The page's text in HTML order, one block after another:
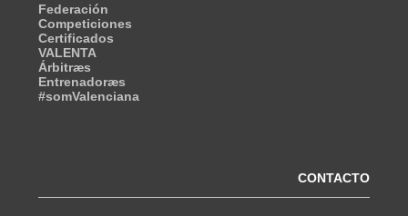
Federación
Competiciones
Certificados
VALENTA
Árbitræs
Entrenadoræs
#somValenciana
CONTACTO